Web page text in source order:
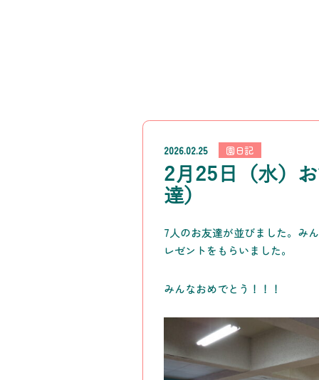
2026.02.25 園日記
2月25日（水）
達）
7人のお友達が並びました。み
レゼントをもらいました。
みんなおめでとう！！！